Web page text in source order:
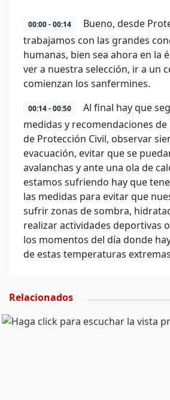
00:00 - 00:14
Bueno, desde
trabajamos con las grandes
humanas, bien sea ahora en la
ver a nuestra selección, ir a un
comienzan los sanfermines.
00:14 - 00:50
Al final hay que
medidas y recomendaciones
de Protección Civil, observar
evacuación, evitar que se
avalanchas y ante una ola de
estamos sufriendo hay que
las medidas para evitar que
sufrir zonas de sombra,
realizar actividades deportivas
los momentos del día donde
de estas temperaturas extremas
Relacionados